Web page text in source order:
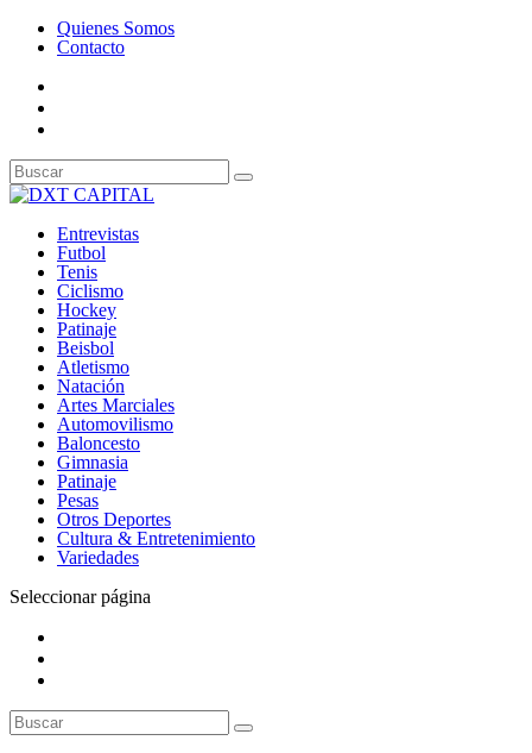
Quienes Somos
Contacto
Entrevistas
Futbol
Tenis
Ciclismo
Hockey
Patinaje
Beisbol
Atletismo
Natación
Artes Marciales
Automovilismo
Baloncesto
Gimnasia
Patinaje
Pesas
Otros Deportes
Cultura & Entretenimiento
Variedades
Seleccionar página